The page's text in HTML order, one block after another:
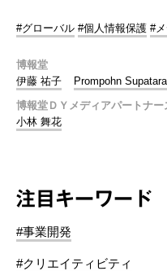
#グローバル #個人情報保護 #
博報堂
伊藤 祐子
Prompohn
博報堂ＤＹメディアパートナー
小林 舞花
注目キーワード
#事業開発
#クリエイティビティ